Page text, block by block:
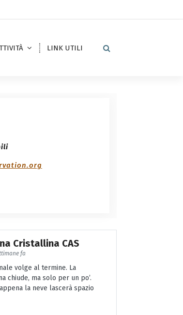
LINK UTILI
Cristallina CAS
fa
volge al termine. La
chiude, ma solo per un po’.
la neve lascerà spazio